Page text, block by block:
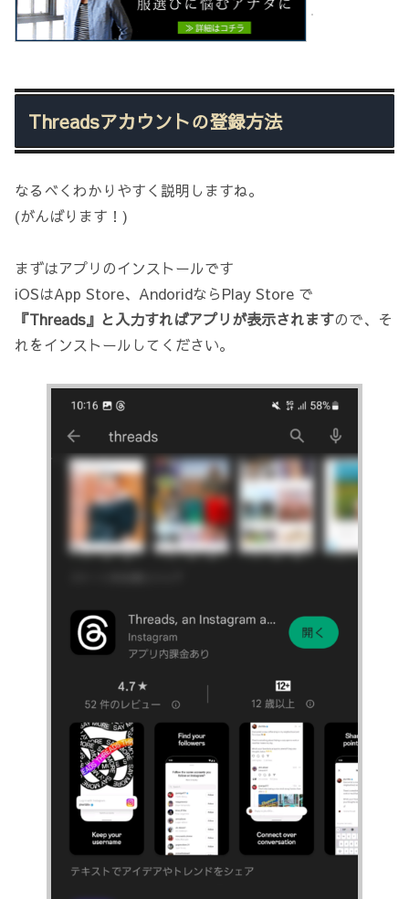
Threadsアカウントの登録方法
なるべくわかりやすく説明しますね。
(がんばります！)
まずはアプリのインストールです
iOSはApp Store、AndoridならPlay Store で
『Threads』と入力すればアプリが表示されますので、そ
れをインストールしてください。